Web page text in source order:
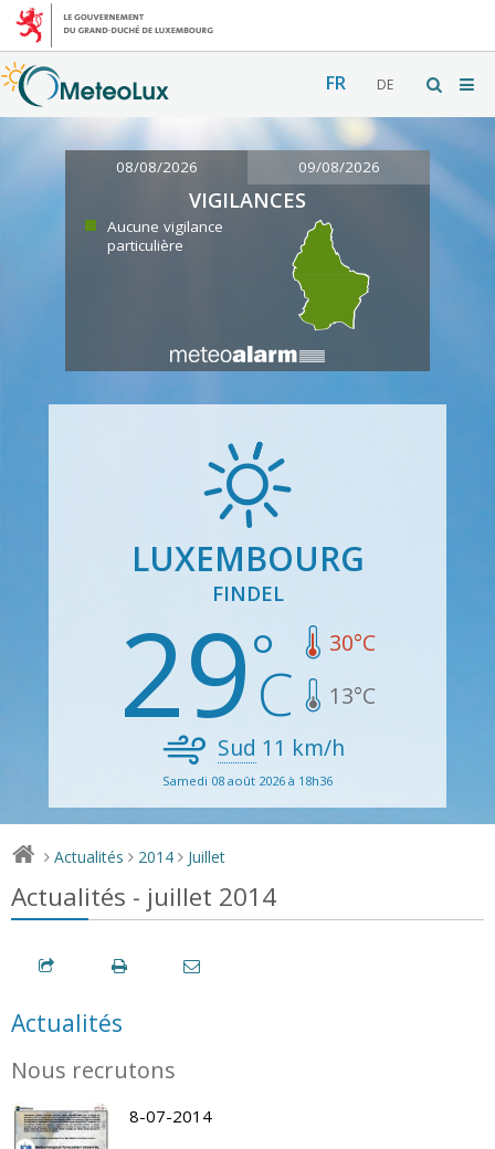
FR DE
08/08/2026 09/08/2026
VIGILANCES
Aucune vigilance
particulière
LUXEMBOURG
FINDEL
29 30°C
13°C
Sud 11 km/h
Samedi 08 août 2026 à 18h36
> Actualités > 2014 > Juillet
Actualités - juillet 2014
Actualités
Nous recrutons
8-07-2014